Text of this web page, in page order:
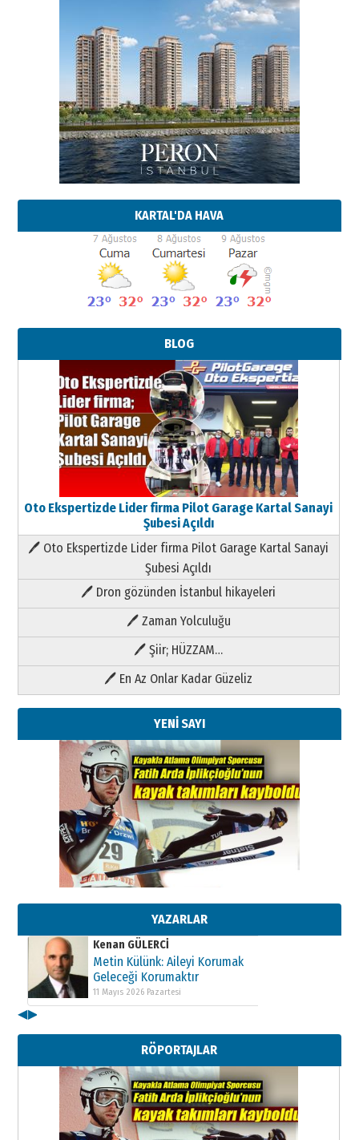
KARTAL'DA HAVA
BLOG
Oto Ekspertizde Lider firma Pilot Garage Kartal Sanayi
Şubesi Açıldı
🖊 Oto Ekspertizde Lider firma Pilot Garage Kartal Sanayi
Şubesi Açıldı
🖊 Dron gözünden İstanbul hikayeleri
🖊 Zaman Yolculuğu
🖊 Şiir; HÜZZAM…
🖊 En Az Onlar Kadar Güzeliz
YENİ SAYI
YAZARLAR
Kenan GÜLERCİ
Metin Külünk: Aileyi Korumak
11 Mayıs 2026 Pazartesi
Kenan GÜLERCİ
Metin Külünk: Aileyi Korumak
Geleceği Korumaktır
11 Mayıs 2026 Pazartesi
Metin Külünk: Aileyi Korumak
Geleceği Korumaktır
11 Mayıs 2026 Pazartesi
◀▶
RÖPORTAJLAR